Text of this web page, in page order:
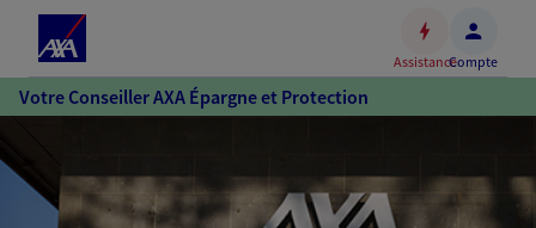
Accéder
au
Accéder
au
AssistanceCompte
Votre Conseiller AXA Épargne et Protection